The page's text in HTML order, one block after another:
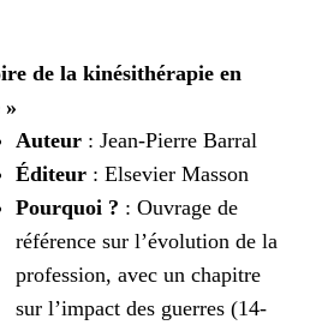
de la kinésithérapie en
»
Auteur : Jean-Pierre Barral
Éditeur : Elsevier Masson
Pourquoi ? : Ouvrage de
référence sur l’évolution de la
profession, avec un chapitre
sur l’impact des guerres (14-